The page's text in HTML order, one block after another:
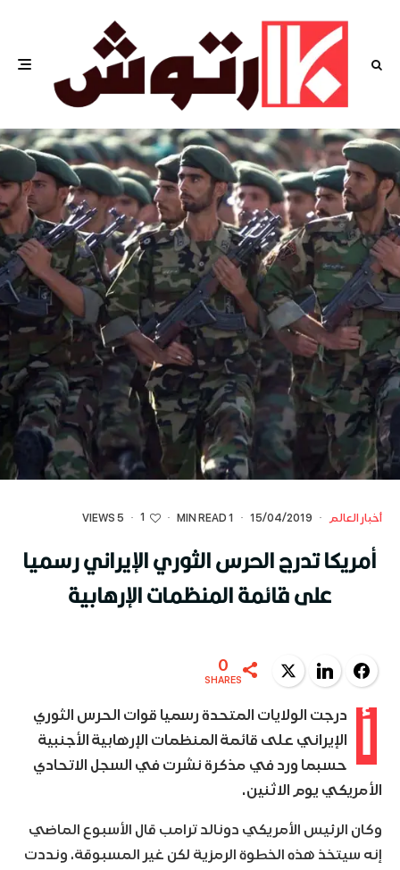
أخبار العالم ·
15/04/2019
·
1 MIN READ
·
1
·
5 VIEWS
أمريكا تدرج الحرس الثوري الإيراني رسميا
على قائمة المنظمات الإرهابية
Facebook
LinkedIn
Twitter
0
SHARES
أ
درجت الولايات المتحدة رسميا قوات الحرس الثوري
الإيراني على قائمة المنظمات الإرهابية الأجنبية
حسبما ورد في مذكرة نشرت في السجل الاتحادي
الأمريكي يوم الاثنين.
وكان الرئيس الأمريكي دونالد ترامب قال الأسبوع الماضي
إنه سيتخذ هذه الخطوة الرمزية لكن غير المسبوقة. ونددت